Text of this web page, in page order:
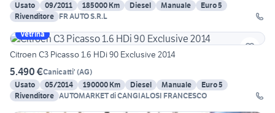
Usato
09/2011 185000 Km Diesel Manuale
Euro 5
Rivenditore FR AUTO S.R.L
Vetrina
Citroen C3 Picasso 1.6 HDi 90 Exclusive 2014
5.490 €Canicatti' (AG)
Usato
05/2014 190000 Km Diesel Manuale
Euro 5
Rivenditore AUTOMARKET di CANGIALOSI FRANCESCO